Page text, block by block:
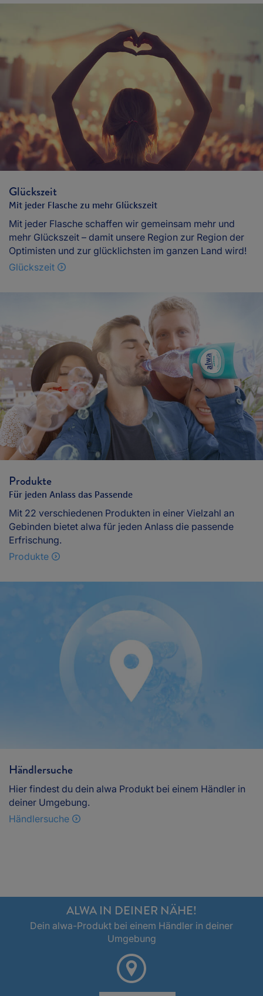
Glückszeit
Mit jeder Flasche zu mehr Glückszeit
Mit jeder Flasche schaffen wir gemeinsam mehr und
mehr Glückszeit – damit unsere Region zur Region der
Optimisten und zur glücklichsten im ganzen Land wird!
Glückszeit
Produkte
Für jeden Anlass das Passende
Mit 22 verschiedenen Produkten in einer Vielzahl an
Gebinden bietet alwa für jeden Anlass die passende
Erfrischung.
Produkte
Händlersuche
Hier findest du dein alwa Produkt bei einem Händler in
deiner Umgebung.
Händlersuche
ALWA IN DEINER NÄHE!
Dein alwa-Produkt bei einem Händler in deiner
Umgebung